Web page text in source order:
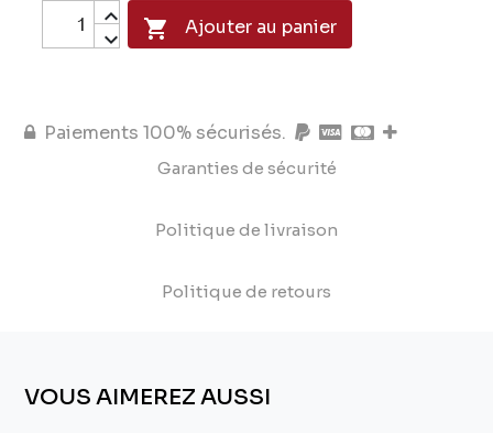
 Ajouter au panier
Paiements 100% sécurisés.
Garanties de sécurité
Politique de livraison
Politique de retours
VOUS AIMEREZ AUSSI